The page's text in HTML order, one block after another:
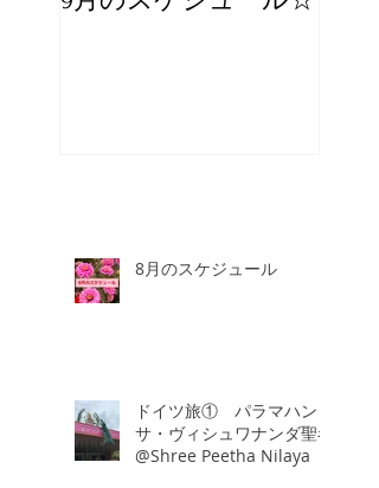
8月のスケジュール
ドイツ旅① パラマハン
サ・ヴィシュワナンダ聖者
@Shree Peetha Nilaya